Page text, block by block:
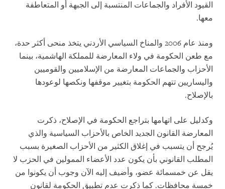
القيود الأفراد والجماعات المنتسبة إلى الجبهة أو المتعاطفة
معها.
ومنذ عام 2006 والمناخ السياسي الأردني يتخذ منحى أكثر حدة،
مع طعن الحكومة في ولاء المعارضة للمملكة الهاشمية، بينما
الأحزاب والجماعات المعارضة من الإسلاميين والقوميين
واليساريين تتهم الحكومة بتغيير موقفها ونكصها لوعودها
بالإصلاح.
وكدليل على اتهامها بتراجع الحكومة في الإصلاح، ذكرت
المعارضة القانون الجديد الخاص بالأحزاب السياسية والذي
يُرجح أن يتسبب في إغلاق الكثير من الأحزاب الصغيرة بسبب
المطلب القانوني بأن يكون عدد الأعضاء الممولين في الحزب لا
يقل عن خمسمائة عضو، وأضيف إليه الآن وجوب أن يكونوا من
خمسة محافظات. كما ذكرت عدم تطبيق الحكومة لقانون